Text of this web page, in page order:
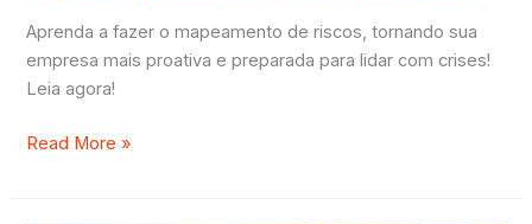
Aprenda a fazer o mapeamento de riscos, tornando sua
empresa mais proativa e preparada para lidar com crises!
Leia agora!
Read More »